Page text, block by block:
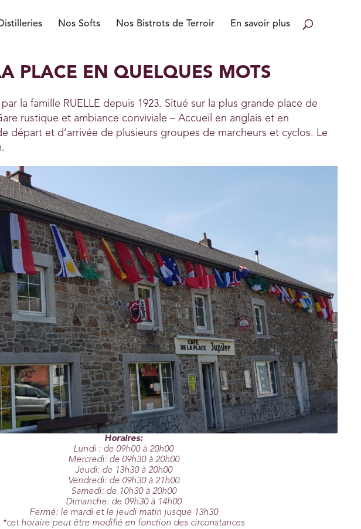
Nos Softs Nos Bistrots de Terroir En savoir plus
PLACE EN QUELQUES MOTS
la famille RUELLE depuis 1923. Situé sur la plus grande place de
rustique et ambiance conviviale – Accueil en anglais et en
départ et d’arrivée de plusieurs groupes de marcheurs et cyclos. Le
Horaires:
Lundi : de 09h00 à 20h00
Mercredi: de 09h30 à 20h00
Jeudi: de 13h30 à 20h00
Vendredi: de 09h30 à 21h00
Samedi: de 10h30 à 20h00
Dimanche: de 09h30 à 14h00
Fermé: le mardi et le jeudi matin jusque 13h30
*cet horaire peut être modifié en fonction des circonstances